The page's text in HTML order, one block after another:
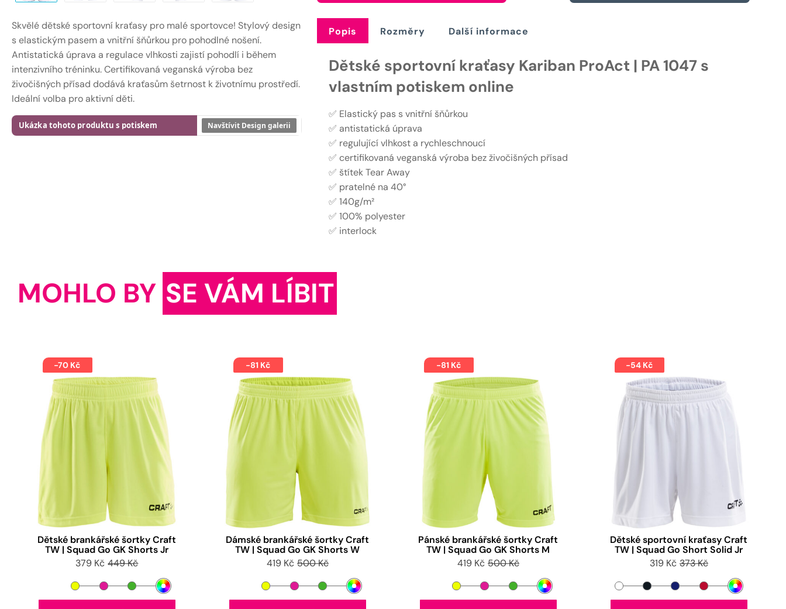
Skvělé dětské sportovní kraťasy pro malé sportovce! Stylový design
s elastickým pasem a vnitřní šňůrkou pro pohodlné nošení.
Antistatická úprava a regulace vlhkosti zajistí pohodlí i během
intenzivního tréninku. Certifikovaná veganská výroba bez
živočišných přísad dodává kraťasům šetrnost k životnímu prostředí.
Ideální volba pro aktivní děti.
Ukázka tohoto produktu s potiskem Navštívit Design galerii
Popis Rozměry Další informace
Dětské sportovní kraťasy Kariban ProAct | PA 1047 s
vlastním potiskem online
✅ Elastický pas s vnitřní šňůrkou
✅ antistatická úprava
✅ regulující vlhkost a rychleschnoucí
✅ certifikovaná veganská výroba bez živočišných přísad
✅ štítek Tear Away
✅ pratelné na 40°
✅ 140g/m²
✅ 100% polyester
✅ interlock
MOHLO BY SE VÁM LÍBIT
-70 Kč
Dětské brankářské šortky Craft
TW | Squad Go GK Shorts Jr
379 Kč 449 Kč
-81 Kč
Dámské brankářské šortky Craft
TW | Squad Go GK Shorts W
419 Kč 500 Kč
-81 Kč
Pánské brankářské šortky Craft
TW | Squad Go GK Shorts M
419 Kč 500 Kč
-54 Kč
Dětské sportovní kraťasy Craft
TW | Squad Go Short Solid Jr
319 Kč 373 Kč